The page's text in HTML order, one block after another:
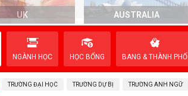
UK AUSTRALIA
NGÀNH HỌC HỌC BỔNG BANG & THÀNH PHỐ
TRƯỜNG ĐẠI HỌC TRƯỜNG DỰ BỊ TRƯỜNG ANH NGỮ